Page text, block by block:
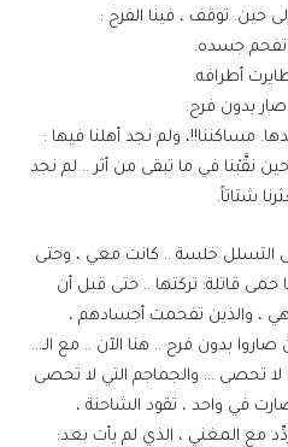
حين. توقف ، فينا الفرح :
تفحم جسده.
أطرافه.
بدون فرح.
مساكننا!!، ولم نجد أهلنا فيها :
نقَّبْنا في ما تبقى من أثر .. لم نجد
شتاتاً.
التسلل خلسة .. كانت معي ، وحتى
قاتلة: تركتها .. حتى قبل أن
هي ، والذين تفحمت أجسادهم ،
بدون فرح .. هنا الآن .. مع الـ…
لا تحصى … والجماجم التي لا تحصى
في واحد ، تقود الشاحنة ،
مع المغني ، الذي لم يأت بعد: